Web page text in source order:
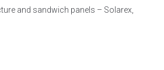
and sandwich panels – Solarex,